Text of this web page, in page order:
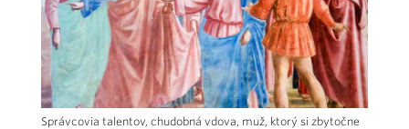
Správcovia talentov, chudobná vdova, muž, ktorý si zbytočne